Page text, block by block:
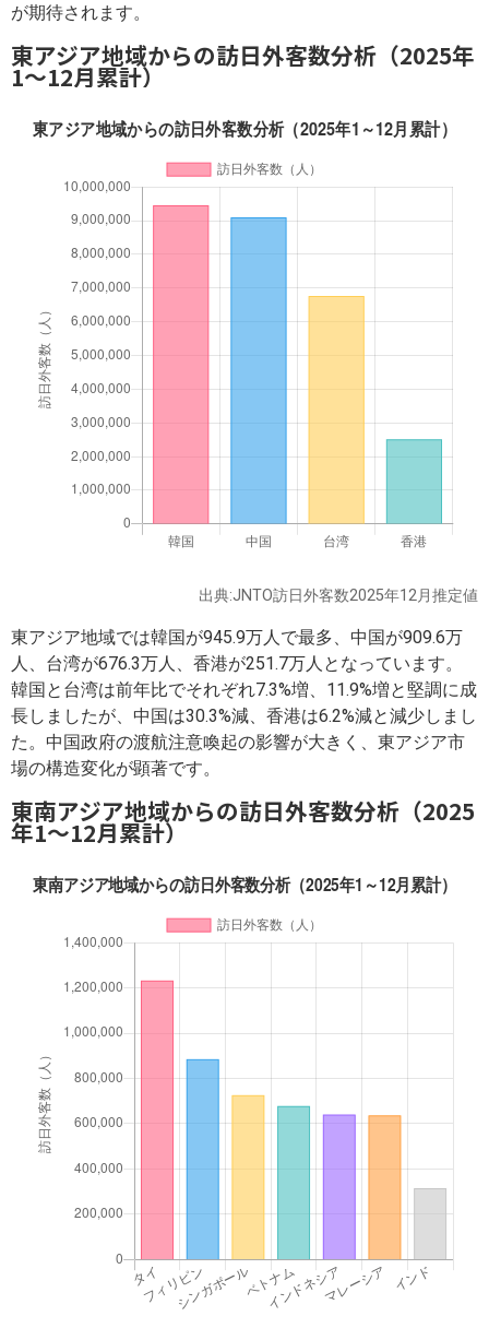
が期待されます。
東アジア地域からの訪日外客数分析（2025年
1～12月累計）
出典:JNTO訪日外客数2025年12月推定値
東アジア地域では韓国が945.9万人で最多、中国が909.6万
人、台湾が676.3万人、香港が251.7万人となっています。
韓国と台湾は前年比でそれぞれ7.3%増、11.9%増と堅調に成
長しましたが、中国は30.3%減、香港は6.2%減と減少しまし
た。中国政府の渡航注意喚起の影響が大きく、東アジア市
場の構造変化が顕著です。
東南アジア地域からの訪日外客数分析（2025
年1～12月累計）